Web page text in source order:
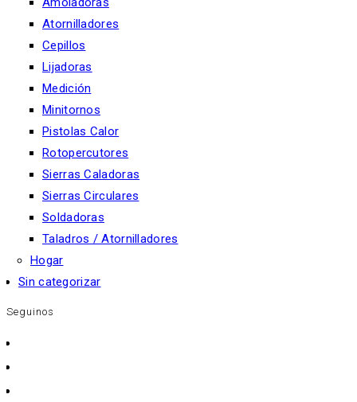
Atornilladores
Cepillos
Lijadoras
Medición
Minitornos
Pistolas Calor
Rotopercutores
Sierras Caladoras
Sierras Circulares
Soldadoras
Taladros / Atornilladores
Hogar
Sin categorizar
Seguinos